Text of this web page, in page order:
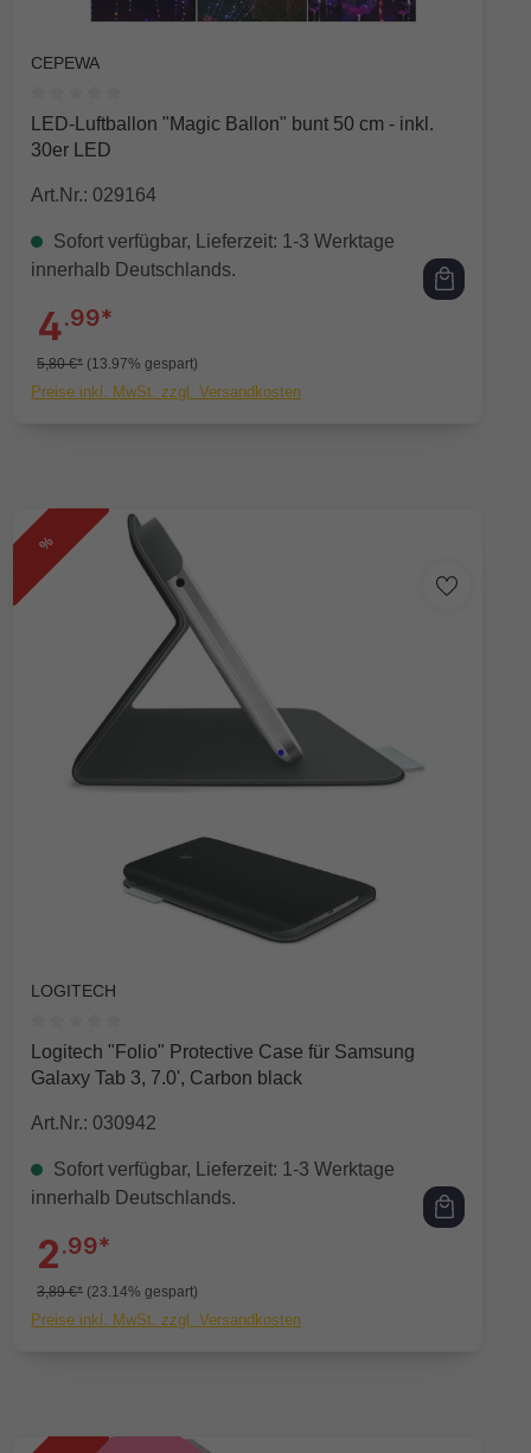
CEPEWA
Durchschnittliche Bewertung von 0 von 5 Sternen
LED-Luftballon "Magic Ballon" bunt 50 cm - inkl.
30er LED
Art.Nr.: 029164
Sofort verfügbar, Lieferzeit: 1-3 Werktage
innerhalb Deutschlands.
4.99*
5,80 €* (13.97% gespart)
Preise inkl. MwSt. zzgl. Versandkosten
%
LOGITECH
Durchschnittliche Bewertung von 0 von 5 Sternen
Logitech "Folio" Protective Case für Samsung
Galaxy Tab 3, 7.0', Carbon black
Art.Nr.: 030942
Sofort verfügbar, Lieferzeit: 1-3 Werktage
innerhalb Deutschlands.
2.99*
3,89 €* (23.14% gespart)
Preise inkl. MwSt. zzgl. Versandkosten